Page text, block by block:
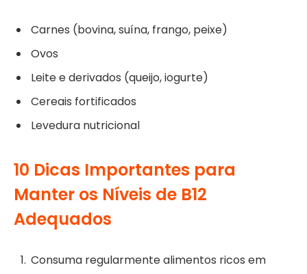
Carnes (bovina, suína, frango, peixe)
Ovos
Leite e derivados (queijo, iogurte)
Cereais fortificados
Levedura nutricional
10 Dicas Importantes para
Manter os Níveis de B12
Adequados
Consuma regularmente alimentos ricos em